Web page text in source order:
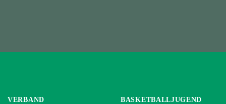
VERBAND
BASKETBALLJUGEND